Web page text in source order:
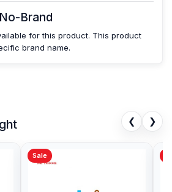
No-Brand
for this product. This product
brand name.
❮ ❯
Sale